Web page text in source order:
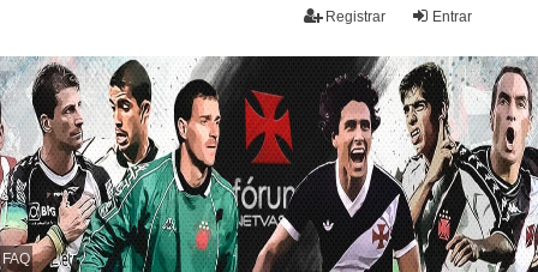
Entrar
Registrar
FAQ